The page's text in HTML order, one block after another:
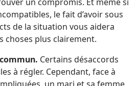
le fait d’avoir sous
de la situation vous aidera
choses plus clairement.
Certains désaccords
à régler. Cependant, face à